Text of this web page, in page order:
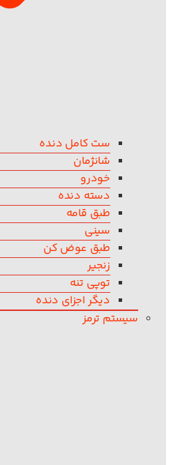
ست کامل دنده
شانژمان
خودرو
دسته دنده
طبق قامه
سینی
طبق عوض کن
زنجیر
توپی تنه
دیگر اجزای دنده
سیستم ترمز